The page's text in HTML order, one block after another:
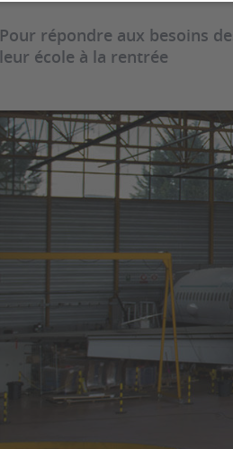
Pour répondre aux besoins
leur école à la rentrée